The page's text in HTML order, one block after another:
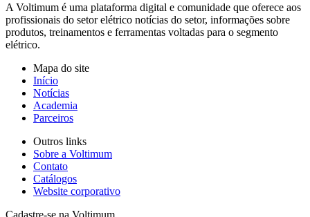
A Voltimum é uma plataforma digital e comunidade que oferece aos
profissionais do setor elétrico notícias do setor, informações sobre
produtos, treinamentos e ferramentas voltadas para o segmento
elétrico.
Mapa do site
Início
Notícias
Academia
Parceiros
Outros links
Sobre a Voltimum
Contato
Catálogos
Website corporativo
Cadastre-se na Voltimum